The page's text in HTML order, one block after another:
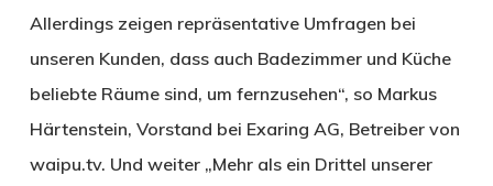
Allerdings zeigen repräsentative Umfragen bei
unseren Kunden, dass auch Badezimmer und Küche
beliebte Räume sind, um fernzusehen“, so Markus
Härtenstein, Vorstand bei Exaring AG, Betreiber von
waipu.tv. Und weiter „Mehr als ein Drittel unserer